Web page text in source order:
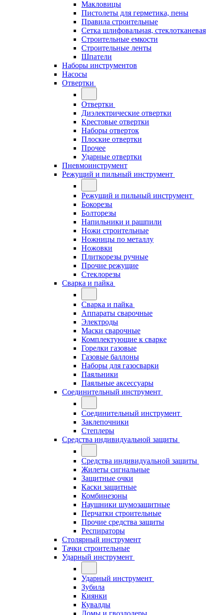
Макловицы
Пистолеты для герметика, пены
Правила строительные
Сетка шлифовальная, стеклотканевая
Строительные емкости
Строительные ленты
Шпатели
Наборы инструментов
Насосы
Отвертки
Отвертки
Диэлектрические отвертки
Крестовые отвертки
Наборы отверток
Плоские отвертки
Прочее
Ударные отвертки
Пневмоинструмент
Режущий и пильный инструмент
Режущий и пильный инструмент
Бокорезы
Болторезы
Напильники и рашпили
Ножи строительные
Ножницы по металлу
Ножовки
Плиткорезы ручные
Прочие режущие
Стеклорезы
Сварка и пайка
Сварка и пайка
Аппараты сварочные
Электроды
Маски сварочные
Комплектующие к сварке
Горелки газовые
Газовые баллоны
Наборы для газосварки
Паяльники
Паяльные аксессуары
Соединительный инструмент
Соединительный инструмент
Заклепочники
Степлеры
Средства индивидуальной защиты
Средства индивидуальной защиты
Жилеты сигнальные
Защитные очки
Каски защитные
Комбинезоны
Наушники шумозащитные
Перчатки строительные
Прочие средства защиты
Респираторы
Столярный инструмент
Тачки строительные
Ударный инструмент
Ударный инструмент
Зубила
Киянки
Кувалды
Ломы и гвоздодеры